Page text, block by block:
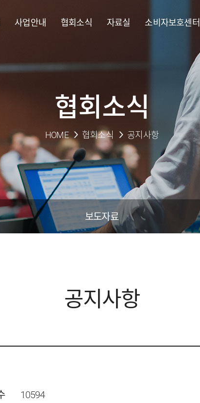
사업안내 협회소식 자료실 소비자보호센터
협회소식
HOME 협회소식 공지사항
보도자료
공지사항
10594